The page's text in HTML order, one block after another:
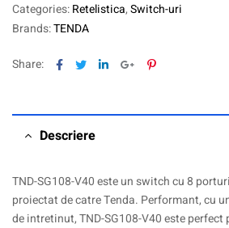
Categories:Retelistica,Switch-uri
Brands:TENDA
Share: Facebook
TwitterLinkedinGoogle+Pinterest
Descriere
TND-SG108-V40 este un switch cu 8
proiectat de catre Tenda. Performant, cu
de intretinut, TND-SG108-V40 este